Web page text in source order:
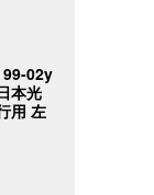
99-02y
本光
用 左